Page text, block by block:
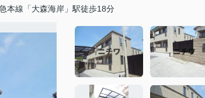
本線「大森海岸」駅徒歩18分